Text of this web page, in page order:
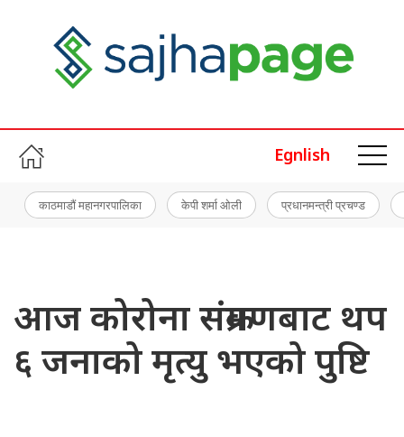
Egnlish
काठमाडौं महानगरपालिका केपी शर्मा ओली प्रधानमन्त्री प्रचण्ड
आज कोरोना संक्रमणबाट थप
६ जनाको मृत्यु भएको पुष्टि